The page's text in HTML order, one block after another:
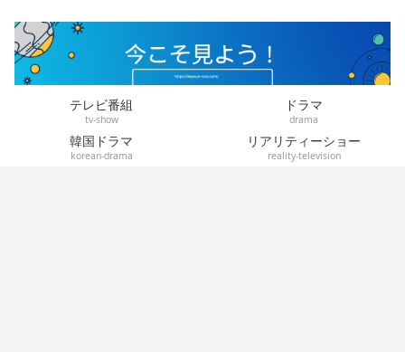
テレビ番組
tv-show
ドラマ
drama
韓国ドラマ
korean-drama
リアリティーショー
reality-television